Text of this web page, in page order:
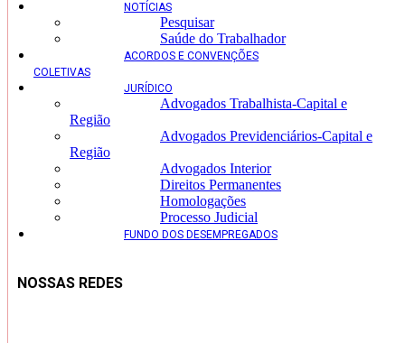
NOTÍCIAS
Pesquisar
Saúde do Trabalhador
ACORDOS E CONVENÇÕES
COLETIVAS
JURÍDICO
Advogados Trabalhista-Capital e
Região
Advogados Previdenciários-Capital e
Região
Advogados Interior
Direitos Permanentes
Homologações
Processo Judicial
FUNDO DOS DESEMPREGADOS
NOSSAS REDES